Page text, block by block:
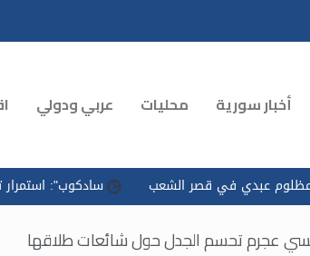
أخبار سورية محليات عربي ودولي
في قصر الشعب سادكوب": استمرار توريدات
عجرم تحسم الجدل حول شائعات طلاقها